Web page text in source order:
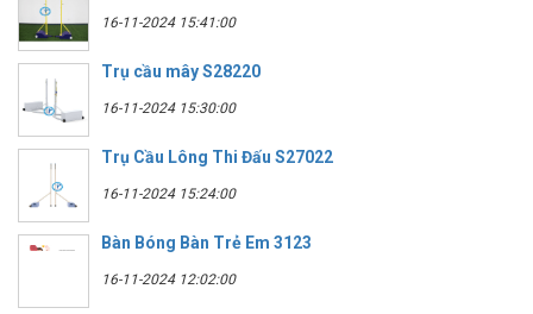
16-11-2024 15:41:00
Trụ cầu mây S28220
16-11-2024 15:30:00
Trụ Cầu Lông Thi Đấu S27022
16-11-2024 15:24:00
Bàn Bóng Bàn Trẻ Em 3123
16-11-2024 12:02:00